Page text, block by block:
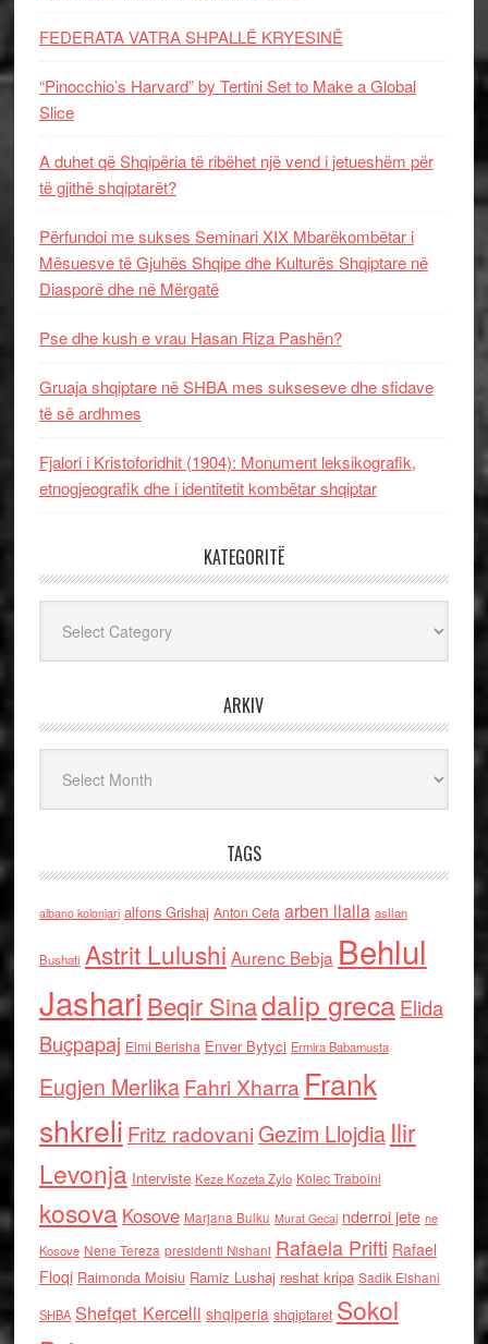
FEDERATA VATRA SHPALLË KRYESINË
“Pinocchio’s Harvard” by Tertini Set to Make a Global
Slice
A duhet që Shqipëria të ribëhet një vend i jetueshëm për
të gjithë shqiptarët?
Përfundoi me sukses Seminari XIX Mbarëkombëtar i
Mësuesve të Gjuhës Shqipe dhe Kulturës Shqiptare në
Diasporë dhe në Mërgatë
Pse dhe kush e vrau Hasan Riza Pashën?
Gruaja shqiptare në SHBA mes sukseseve dhe sfidave
të së ardhmes
Fjalori i Kristoforidhit (1904): Monument leksikografik,
etnogjeografik dhe i identitetit kombëtar shqiptar
KATEGORITË
ARKIV
TAGS
albano kolonjari alfons Grishaj Anton Cefa arben llalla asllan
Bushati Astrit Lulushi Aurenc Bebja Behlul
Jashari Beqir Sinadalip grecaElida
Buçpapaj Elmi Berisha Enver Bytyci Ermira Babamusta
Eugjen MerlikaFahri Xharra Frank
shkreli Fritz radovaniGezim Llojdia Ilir
Levonja Interviste Keze Kozeta Zylo Kolec Traboini
kosova Kosove Marjana Bulku Murat Gecaj nderroi jete ne
Kosove Nene Tereza presidenti Nishani Rafaela Prifti Rafael
Floqi Raimonda Moisiu Ramiz Lushaj reshat kripa Sadik Elshani
SHBA Shefqet Kercelli shqiperia shqiptaret Sokol